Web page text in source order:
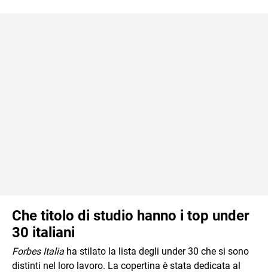
Che titolo di studio hanno i top under
30 italiani
Forbes Italia ha stilato la lista degli under 30 che si sono
distinti nel loro lavoro. La copertina è stata dedicata al